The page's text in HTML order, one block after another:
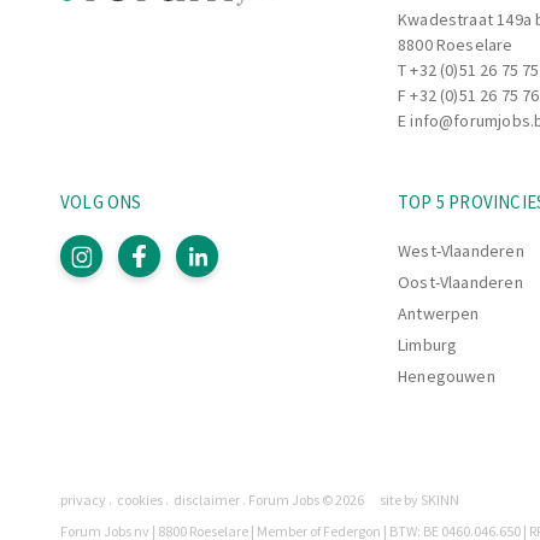
--> Maintenir un environnement de
conforme aux exigences qualité,
Développement et ambiance d'équipe:
--> Favoriser une bonne ambiance de
--> Identifier les axes d'amélioration de
--> Travailler en lien étroit avec votre
faire progresser l'équipe.
Kwadestraat 149a
8800 Roeselare
T+32 (0)51 26 75 75
F +32 (0)51 26 75 76
E
TOP 5
West-Vlaanderen
Oost-Vlaanderen
Antwerpen
Limburg
Henegouwen
VOLG ONS
Legaal
Pagina's
privacy cookies disclaimer Forum Jobs © 2026
site by SKINN
Forum Jobs nv | 8800 Roeselare | Member of Federgon | BTW: BE 0460.046.650 |